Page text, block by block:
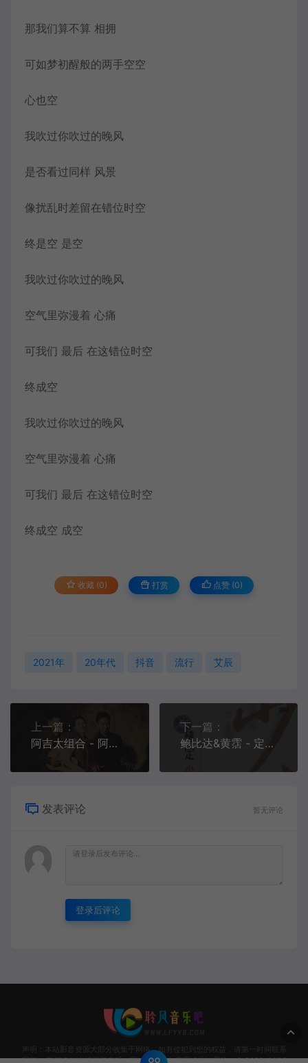
那我们算不算 相拥
可如梦初醒般的两手空空
心也空
我吹过你吹过的晚风
是否看过同样 风景
像扰乱时差留在错位时空
终是空 是空
我吹过你吹过的晚风
空气里弥漫着 心痛
可我们 最后 在这错位时空
终成空
我吹过你吹过的晚风
空气里弥漫着 心痛
可我们 最后 在这错位时空
终成空 成空
收藏 (0) 打赏 点赞 (0)
2021年 20年代 抖音 流行 艾辰
上一篇：
阿吉太组合 - 阿衣莫[MP3-320K/FLAC][12.2M/37.1M]
下一篇：
鲍比达&黄霑 - 定情[MP3-320K/FLAC][7.96M/17.0M]
发表评论 暂无评论
登录后评论
声明：本站影音资源大部分收集于网络，如有侵犯到您的权益，请第一时间联系
我们。 敬请各位支持正版音乐，网站资源请勿商用或非法用途！© 2020-2026